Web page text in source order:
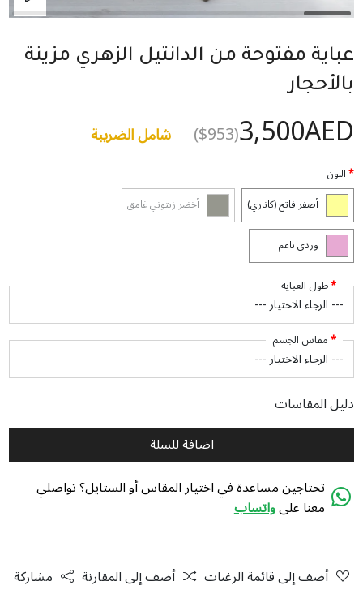
عباية مفتوحة من الدانتيل الزهري مزينة
بالأحجار
3,500AED
($953) شامل الضريبة
اللون
أصفر فاتح (كاناري)
أخضر زيتوني غامق
وردي ناعم
طول العباية
مقاس الجسم
دليل المقاسات
اضافة للسلة
تحتاجين مساعدة في اختيار المقاس أو الستايل؟ تواصلي
معنا علىواتساب
أضف إلى قائمة الرغبات أضف إلى المقارنة
مشاركة